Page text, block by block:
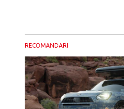
RECOMANDARI